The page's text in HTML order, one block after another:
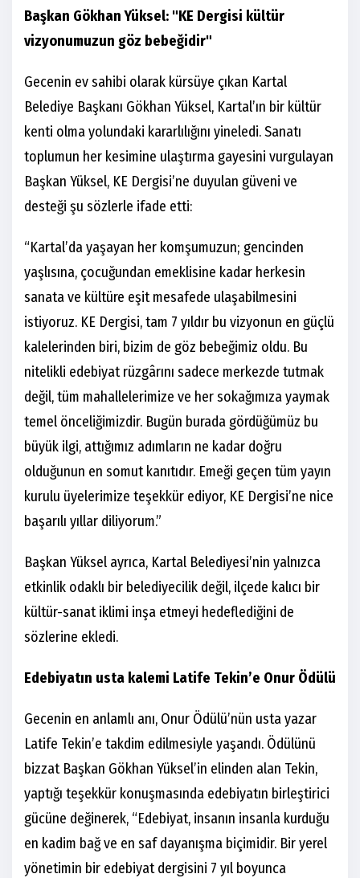
Başkan Gökhan Yüksel: "KE Dergisi kültür
vizyonumuzun göz bebeğidir"
Gecenin ev sahibi olarak kürsüye çıkan Kartal
Belediye Başkanı Gökhan Yüksel, Kartal’ın bir kültür
kenti olma yolundaki kararlılığını yineledi. Sanatı
toplumun her kesimine ulaştırma gayesini vurgulayan
Başkan Yüksel, KE Dergisi’ne duyulan güveni ve
desteği şu sözlerle ifade etti:
“Kartal’da yaşayan her komşumuzun; gencinden
yaşlısına, çocuğundan emeklisine kadar herkesin
sanata ve kültüre eşit mesafede ulaşabilmesini
istiyoruz. KE Dergisi, tam 7 yıldır bu vizyonun en güçlü
kalelerinden biri, bizim de göz bebeğimiz oldu. Bu
nitelikli edebiyat rüzgârını sadece merkezde tutmak
değil, tüm mahallelerimize ve her sokağımıza yaymak
temel önceliğimizdir. Bugün burada gördüğümüz bu
büyük ilgi, attığımız adımların ne kadar doğru
olduğunun en somut kanıtıdır. Emeği geçen tüm yayın
kurulu üyelerimize teşekkür ediyor, KE Dergisi’ne nice
başarılı yıllar diliyorum.”
Başkan Yüksel ayrıca, Kartal Belediyesi’nin yalnızca
etkinlik odaklı bir belediyecilik değil, ilçede kalıcı bir
kültür-sanat iklimi inşa etmeyi hedeflediğini de
sözlerine ekledi.
Edebiyatın usta kalemi Latife Tekin’e Onur Ödülü
Gecenin en anlamlı anı, Onur Ödülü’nün usta yazar
Latife Tekin’e takdim edilmesiyle yaşandı. Ödülünü
bizzat Başkan Gökhan Yüksel’in elinden alan Tekin,
yaptığı teşekkür konuşmasında edebiyatın birleştirici
gücüne değinerek, “Edebiyat, insanın insanla kurduğu
en kadim bağ ve en saf dayanışma biçimidir. Bir yerel
yönetimin bir edebiyat dergisini 7 yıl boyunca